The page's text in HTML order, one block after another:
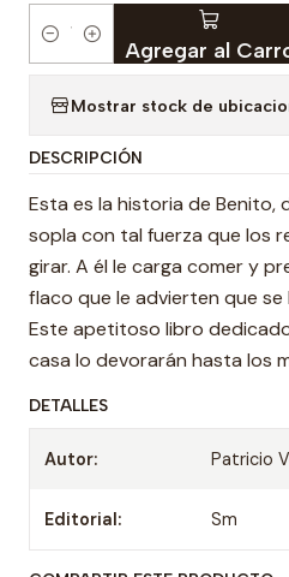
Cantidad Agregar al
Mostrar stock de
DESCRIPCIÓN
Esta es la historia de Benito,
sopla con tal fuerza que los
girar. A él le carga comer y
flaco que le advierten que se
Este apetitoso libro
casa lo devorarán hasta los
DETALLES
Autor: Patricio
Editorial: Sm